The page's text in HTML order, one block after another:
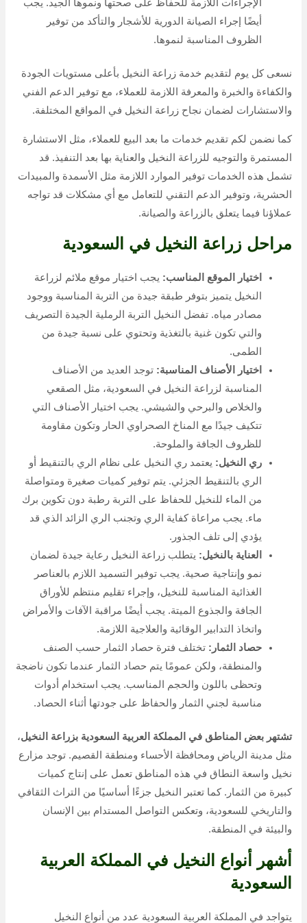
الإجراءات اللازمة للحفاظ على صحتها ونموها الجيد. يجب
أيضًا إجراء الصيانة الدورية للأشجار والتأكد من توفير
الظروف المناسبة لنموها.
نسعى كل يوم لتقديم خدمة زراعة النخيل بأعلى مستويات الجودة
والكفاءة والخبرة والمعرفة اللازمة للعملاء، مع توفير الدعم الفني
والاستشارات لضمان نجاح زراعة النخيل في المواقع المختلفة.
كما نضمن لكم تقديم خدمات ما بعد البيع للعملاء، مثل الاستشارة
المستمرة والتوجيه للزراعة النخيل والعناية بها بعد التنفيذ. قد
تشمل هذه الخدمات توفير الموارد اللازمة مثل الأسمدة والمبيدات
الحشرية، وتوفير الدعم التقني للتعامل مع أي مشكلات قد تواجه
عملاؤنا فيما يتعلق بالزراعة والصيانة.
مراحل زراعة النخيل في السعودية
اختيار الموقع المناسب: يجب اختيار موقع ملائم لزراعة
النخيل يتميز بتوفر طبقة جيدة من التربة المناسبة ووجود
مصادر مياه. تفضل النخيل التربة الرملية الجيدة التصريف
والتي تكون غنية بالتغذية وتحتوي على نسبة جيدة من
الطمى.
اختيار الأصناف المناسبة: توجد العديد من الأصناف
المناسبة لزراعة النخيل في السعودية، مثل الصقعي
والخلاص والبرحي والشيشي. يجب اختيار الأصناف التي
تتكيف جيدًا مع المناخ الصحراوي الحار وتكون مقاومة
للظروف الجافة والملوحة.
ري النخيل: يعتمد ري النخيل على نظام الري بالتنقيط أو
الري بالتنقيط الجزئي. يتم توفير كميات صغيرة ومتواصلة
من الماء للنخيل للحفاظ على التربة رطبة دون تكوين برك
ماء. يجب مراعاة كفاية الري وتجنب الري الزائد الذي قد
يؤدي إلى تلف الجذور.
العناية بالنخيل: يتطلب زراعة النخيل رعاية جيدة لضمان
نمو وإنتاجية صحية. يجب توفير التسميد اللازم بالعناصر
الغذائية المناسبة للنخيل، وإجراء تقليم منتظم للأوراق
الجافة والجذوع الميتة. يجب أيضًا مراقبة الآفات والأمراض
واتخاذ التدابير الوقائية والعلاجية اللازمة.
حصاد الثمار: تختلف فترة حصاد الثمار حسب الصنف
والمنطقة، ولكن عمومًا يتم حصاد الثمار عندما تكون ناضجة
وتحظى باللون والحجم المناسب. يجب استخدام أدوات
مناسبة لجني الثمار والحفاظ على جودتها أثناء الحصاد.
تشتهر بعض المناطق في المملكة العربية السعودية بزراعة النخيل،
مثل مدينة الرياض ومحافظة الأحساء ومنطقة القصيم. توجد مزارع
نخيل واسعة النطاق في هذه المناطق تعمل على إنتاج كميات
كبيرة من الثمار. كما تعتبر النخيل جزءًا أساسيًا من التراث الثقافي
والتاريخي للسعودية، وتعكس التواصل المستدام بين الإنسان
والبيئة في المنطقة.
أشهر أنواع النخيل في المملكة العربية
السعودية
يتواجد في المملكة العربية السعودية عدد من أنواع النخيل